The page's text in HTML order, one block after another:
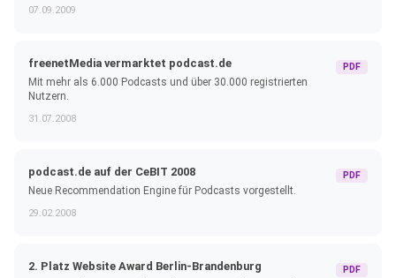
07.09.2009
freenetMedia vermarktet podcast.de
Mit mehr als 6.000 Podcasts und über 30.000 registrierten
Nutzern.
31.07.2008
PDF
podcast.de auf der CeBIT 2008
Neue Recommendation Engine für Podcasts vorgestellt.
29.02.2008
PDF
2. Platz Website Award Berlin-Brandenburg PDF